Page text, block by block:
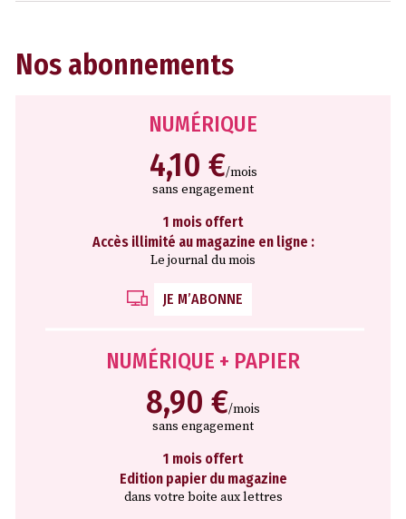
Nos abonnements
NUMÉRIQUE
4,10 €/mois
sans engagement
1 mois offert
Accès illimité au magazine en ligne :
Le journal du mois
JE M’ABONNE
NUMÉRIQUE + PAPIER
8,90 €/mois
sans engagement
1 mois offert
Edition papier du magazine
dans votre boite aux lettres